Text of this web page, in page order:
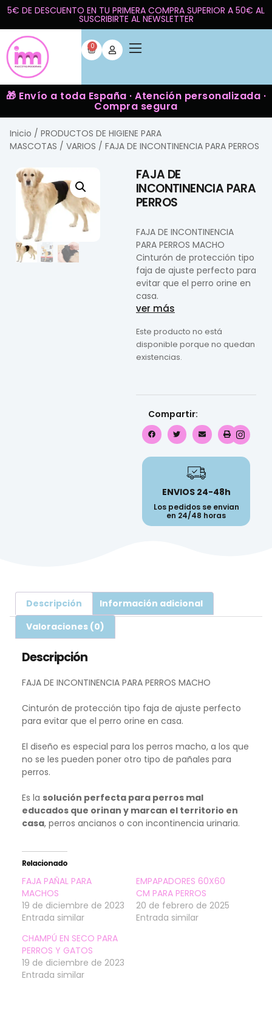
5€ DE DESCUENTO EN TU PRIMERA COMPRA SUPERIOR A 50€ AL
SUSCRIBIRTE AL NEWSLETTER
0
🎁 Envío a toda España · Atención personalizada ·
Compra segura
Inicio / PRODUCTOS DE HIGIENE PARA
MASCOTAS / VARIOS / FAJA DE INCONTINENCIA PARA PERROS
FAJA DE
INCONTINENCIA PARA
PERROS
FAJA DE INCONTINENCIA
PARA PERROS MACHO
Cinturón de protección tipo
faja de ajuste perfecto para
evitar que el perro orine en
casa.
ver más
Este producto no está
disponible porque no quedan
existencias.
Compartir:
ENVIOS 24-48h
Los pedidos se envian
en 24/48 horas
Descripción
Información adicional
Valoraciones (0)
Descripción
FAJA DE INCONTINENCIA PARA PERROS MACHO
Cinturón de protección tipo faja de ajuste perfecto
para evitar que el perro orine en casa.
El diseño es especial para los perros macho, a los que
no se les pueden poner otro tipo de pañales para
perros.
Es la solución perfecta para perros mal
educados que orinan y marcan el territorio en
casa, perros ancianos o con incontinencia urinaria.
Relacionado
FAJA PAÑAL PARA
MACHOS
19 de diciembre de 2023
Entrada similar
EMPAPADORES 60X60
CM PARA PERROS
20 de febrero de 2025
Entrada similar
CHAMPÚ EN SECO PARA
PERROS Y GATOS
19 de diciembre de 2023
Entrada similar